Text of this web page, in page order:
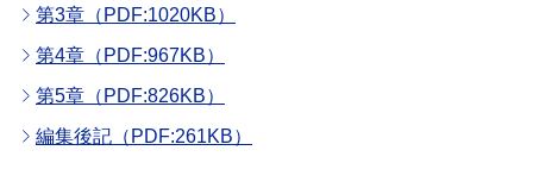
第3章（PDF:1020KB）
第4章（PDF:967KB）
第5章（PDF:826KB）
編集後記（PDF:261KB）